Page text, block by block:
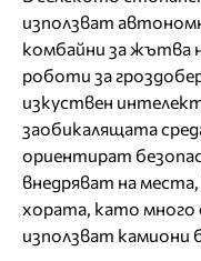
използват
комбайни за жътва
роботи за
изкуствен
заобикалящата
ориентират
внедряват на
хората, като много
използват камиони